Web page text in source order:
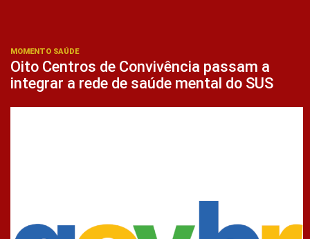
MOMENTO SAÚDE
Oito Centros de Convivência passam a
integrar a rede de saúde mental do SUS